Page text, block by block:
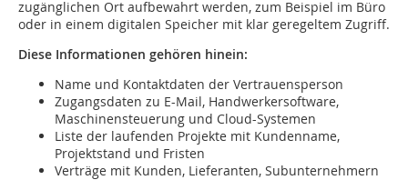
zugänglichen Ort aufbewahrt werden, zum Beispiel im Büro
oder in einem digitalen Speicher mit klar geregeltem Zugriff.
Diese Informationen gehören hinein:
Name und Kontaktdaten der Vertrauensperson
Zugangsdaten zu E-Mail, Handwerkersoftware,
Maschinensteuerung und Cloud-Systemen
Liste der laufenden Projekte mit Kundenname,
Projektstand und Fristen
Verträge mit Kunden, Lieferanten, Subunternehmern